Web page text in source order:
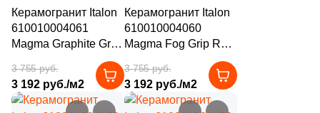
VIVERE (14)
Vallelunga (3)
Varmora (
Velsaa (41)
Керамогранит Italon
610010004061
Magma Graphite Grip
Ret / Магма Графит
Грип Рет 60x60
графит
структурированный
3 755 руб.
3 192 руб./м2
Керамогранит Italon
610010004060
Magma Fog Grip Ret /
Магма Фог Грип Рет
60x60 серый
структурированный
под камень
3 755 руб.
3 192 руб./м2